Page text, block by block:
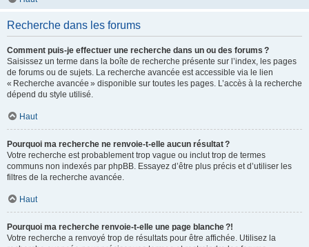
Recherche dans les forums
Comment puis-je effectuer une recherche dans un ou des forums ?
Saisissez un terme dans la boîte de recherche présente sur l’index, les pages
de forums ou de sujets. La recherche avancée est accessible via le lien
« Recherche avancée » disponible sur toutes les pages. L’accès à la recherche
dépend du style utilisé.
Haut
Pourquoi ma recherche ne renvoie-t-elle aucun résultat ?
Votre recherche est probablement trop vague ou inclut trop de termes
communs non indexés par phpBB. Essayez d’être plus précis et d’utiliser les
filtres de la recherche avancée.
Haut
Pourquoi ma recherche renvoie-t-elle une page blanche ?!
Votre recherche a renvoyé trop de résultats pour être affichée. Utilisez la